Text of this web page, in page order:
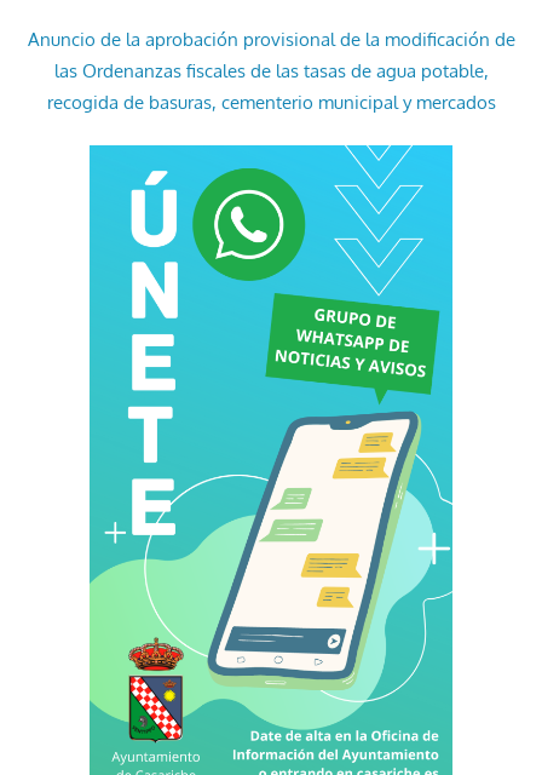
Anuncio de la aprobación provisional de la modificación de
las Ordenanzas fiscales de las tasas de agua potable,
recogida de basuras, cementerio municipal y mercados